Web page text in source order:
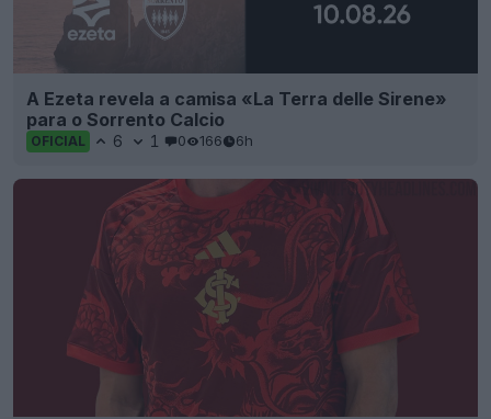
A Ezeta revela a camisa «La Terra delle Sirene»
para o Sorrento Calcio
OFICIAL 6 1 0 166 6h